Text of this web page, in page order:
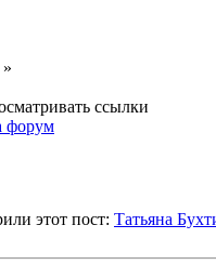
ссылки
форум
этот пост: Татьяна